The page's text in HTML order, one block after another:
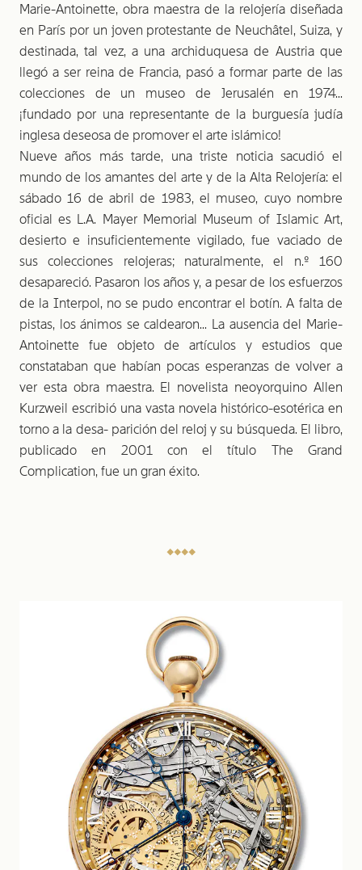
Marie-Antoinette, obra maestra de la relojería diseñada
en París por un joven protestante de Neuchâtel, Suiza, y
destinada, tal vez, a una archiduquesa de Austria que
llegó a ser reina de Francia, pasó a formar parte de las
colecciones de un museo de Jerusalén en 1974...
¡fundado por una representante de la burguesía judía
inglesa deseosa de promover el arte islámico!
Nueve años más tarde, una triste noticia sacudió el
mundo de los amantes del arte y de la Alta Relojería: el
sábado 16 de abril de 1983, el museo, cuyo nombre
oficial es L.A. Mayer Memorial Museum of Islamic Art,
desierto e insuficientemente vigilado, fue vaciado de
sus colecciones relojeras; naturalmente, el n.º 160
desapareció. Pasaron los años y, a pesar de los esfuerzos
de la Interpol, no se pudo encontrar el botín. A falta de
pistas, los ánimos se caldearon... La ausencia del Marie-
Antoinette fue objeto de artículos y estudios que
constataban que habían pocas esperanzas de volver a
ver esta obra maestra. El novelista neoyorquino Allen
Kurzweil escribió una vasta novela histórico-esotérica en
torno a la desa-­ parición del reloj y su búsqueda. El libro,
publicado en 2001 con el título The Grand
Complication, fue un gran éxito.